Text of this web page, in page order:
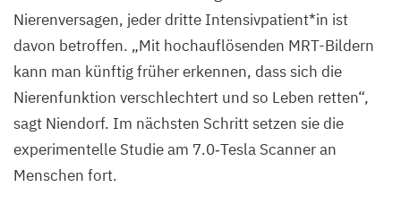
Nierenversagen, jeder dritte Intensivpatient*in ist
davon betroffen. „Mit hochauflösenden MRT-Bildern
kann man künftig früher erkennen, dass sich die
Nierenfunktion verschlechtert und so Leben retten“,
sagt Niendorf. Im nächsten Schritt setzen sie die
experimentelle Studie am 7.0‑Tesla Scanner an
Menschen fort.